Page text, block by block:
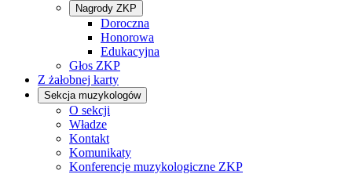
Nagrody ZKP
Doroczna
Honorowa
Edukacyjna
Głos ZKP
Z żałobnej karty
Sekcja muzykologów
O sekcji
Władze
Kontakt
Komunikaty
Konferencje muzykologiczne ZKP